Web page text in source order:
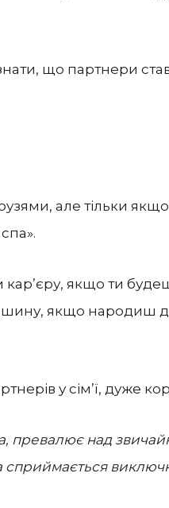
що партнери
але тільки
кар’єру, якщо ти
якщо народиш
у сім’ї, дуже
превалює над
сприймається